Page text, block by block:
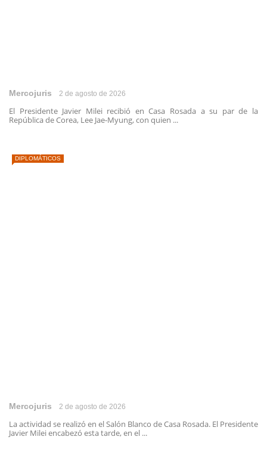
Mercojuris 2 de agosto de 2026
El Presidente Javier Milei recibió en Casa Rosada a su par de la
República de Corea, Lee Jae-Myung, con quien ...
DIPLOMÁTICOS
Mercojuris 2 de agosto de 2026
La actividad se realizó en el Salón Blanco de Casa Rosada. El Presidente
Javier Milei encabezó esta tarde, en el ...